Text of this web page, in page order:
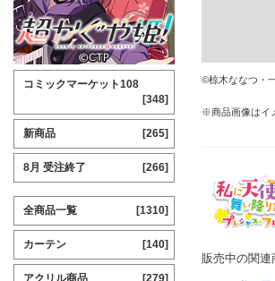
©椋木ななつ・
※商品画像はイ
販売中の関連
コミックマーケット108
[348]
新商品 [265]
8月 受注終了 [266]
全商品一覧 [1310]
カーテン [140]
アクリル商品 [279]